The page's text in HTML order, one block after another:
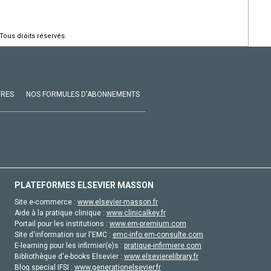
droits réservés.
NOS FORMULES D'ABONNEMENTS
PLATEFORMES ELSEVIER MASSON
Site e-commerce : www.elsevier-masson.fr
Aide à la pratique clinique : www.clinicalkey.fr
Portail pour les institutions : www.em-premium.com
Site d'information sur l'EMC : emc-info.em-consulte.com
E-learning pour les infirmier(e)s : pratique-infirmiere.com
Bibliothèque d'e-books Elsevier : www.elsevierelibrary.fr
Blog special IFSI : www.generationelsevier.fr